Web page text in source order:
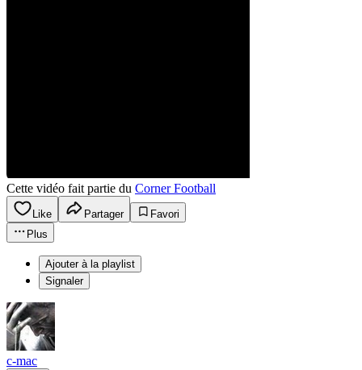
Cette vidéo fait partie du Corner Football
Like Partager
Favori
Plus
Ajouter à la playlist
Signaler
c-mac